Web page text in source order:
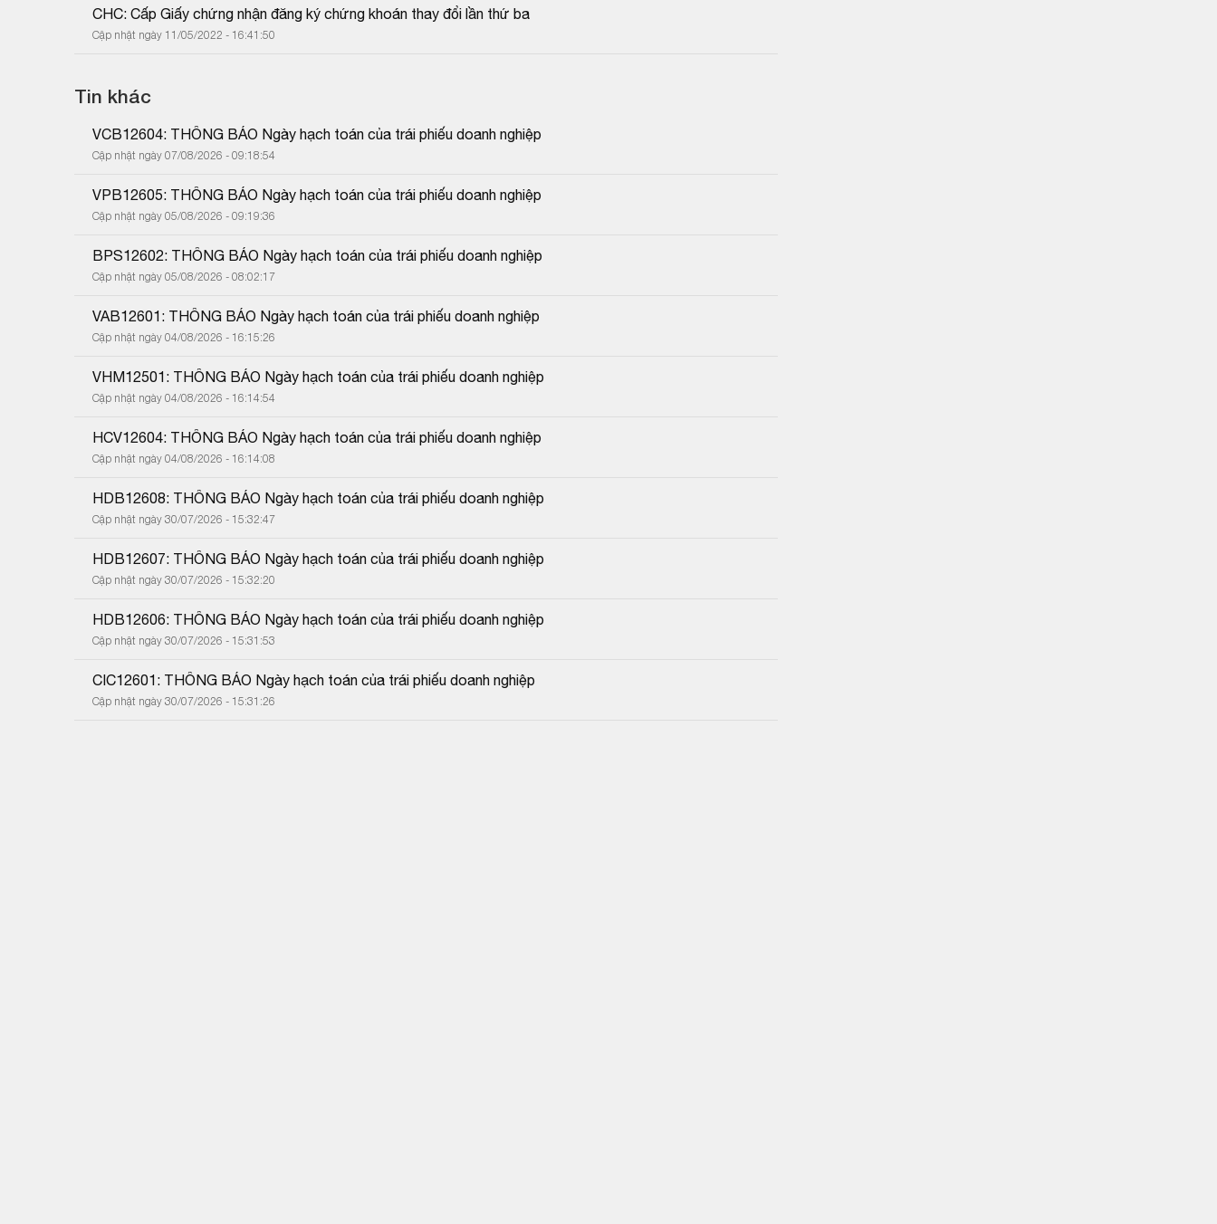
CHC: Cấp Giấy chứng nhận đăng ký chứng khoán thay đổi lần thứ ba
Cập nhật ngày 11/05/2022 - 16:41:50
Tin khác
VCB12604: THÔNG BÁO Ngày hạch toán của trái phiếu doanh nghiệp
Cập nhật ngày 07/08/2026 - 09:18:54
VPB12605: THÔNG BÁO Ngày hạch toán của trái phiếu doanh nghiệp
Cập nhật ngày 05/08/2026 - 09:19:36
BPS12602: THÔNG BÁO Ngày hạch toán của trái phiếu doanh nghiệp
Cập nhật ngày 05/08/2026 - 08:02:17
VAB12601: THÔNG BÁO Ngày hạch toán của trái phiếu doanh nghiệp
Cập nhật ngày 04/08/2026 - 16:15:26
VHM12501: THÔNG BÁO Ngày hạch toán của trái phiếu doanh nghiệp
Cập nhật ngày 04/08/2026 - 16:14:54
HCV12604: THÔNG BÁO Ngày hạch toán của trái phiếu doanh nghiệp
Cập nhật ngày 04/08/2026 - 16:14:08
HDB12608: THÔNG BÁO Ngày hạch toán của trái phiếu doanh nghiệp
Cập nhật ngày 30/07/2026 - 15:32:47
HDB12607: THÔNG BÁO Ngày hạch toán của trái phiếu doanh nghiệp
Cập nhật ngày 30/07/2026 - 15:32:20
HDB12606: THÔNG BÁO Ngày hạch toán của trái phiếu doanh nghiệp
Cập nhật ngày 30/07/2026 - 15:31:53
CIC12601: THÔNG BÁO Ngày hạch toán của trái phiếu doanh nghiệp
Cập nhật ngày 30/07/2026 - 15:31:26